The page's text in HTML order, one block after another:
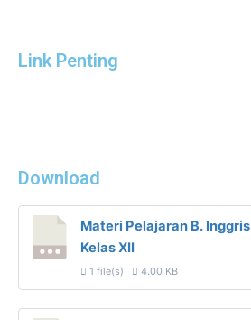
Link Penting
Download
Materi Pelajaran B. Inggris
Kelas XII
1 file(s) 4.00 KB